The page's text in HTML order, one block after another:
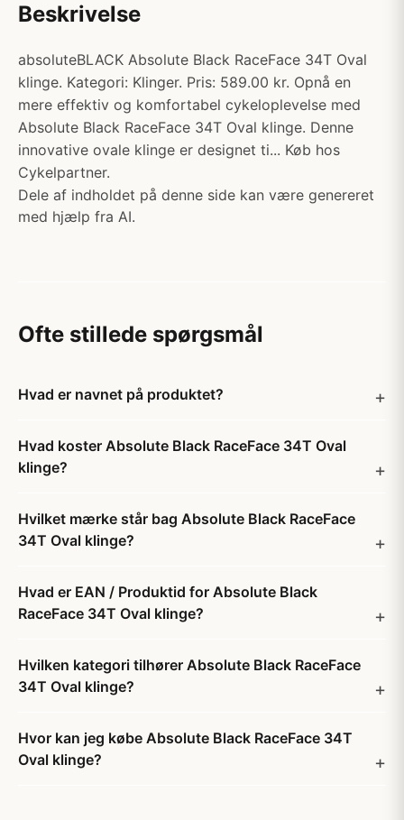
Beskrivelse
absoluteBLACK Absolute Black RaceFace 34T Oval
klinge. Kategori: Klinger. Pris: 589.00 kr. Opnå en
mere effektiv og komfortabel cykeloplevelse med
Absolute Black RaceFace 34T Oval klinge. Denne
innovative ovale klinge er designet ti... Køb hos
Cykelpartner.
Dele af indholdet på denne side kan være genereret
med hjælp fra AI.
Ofte stillede spørgsmål
Hvad er navnet på produktet?
Hvad koster Absolute Black RaceFace 34T Oval
klinge?
Hvilket mærke står bag Absolute Black RaceFace
34T Oval klinge?
Hvad er EAN / Produktid for Absolute Black
RaceFace 34T Oval klinge?
Hvilken kategori tilhører Absolute Black RaceFace
34T Oval klinge?
Hvor kan jeg købe Absolute Black RaceFace 34T
Oval klinge?